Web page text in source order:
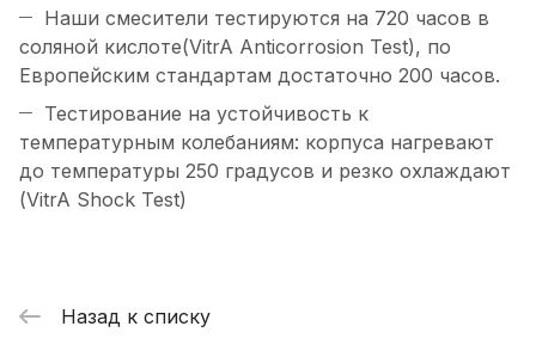
Наши смесители тестируются на 720 часов в
соляной кислоте(VitrA Anticorrosion Test), по
Европейским стандартам достаточно 200 часов.
Тестирование на устойчивость к
температурным колебаниям: корпуса нагревают
до температуры 250 градусов и резко охлаждают
(VitrA Shock Test)
Назад к списку